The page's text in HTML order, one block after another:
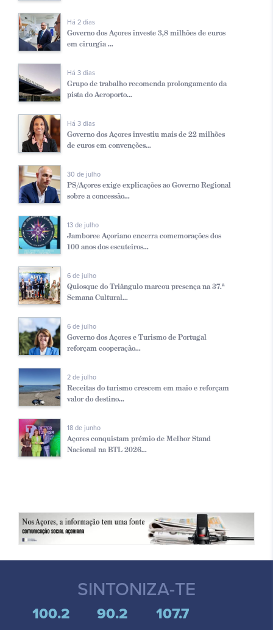
Há 2 dias
Governo dos Açores investe 3,8 milhões de euros
em cirurgia ...
Há 3 dias
Grupo de trabalho recomenda prolongamento da
pista do Aeroporto...
Há 3 dias
Governo dos Açores investiu mais de 22 milhões
de euros em convenções...
30 de julho
PS/Açores exige explicações ao Governo Regional
sobre a concessão...
13 de julho
Jamboree Açoriano encerra comemorações dos
100 anos dos escuteiros...
6 de julho
Quiosque do Triângulo marcou presença na 37.ª
Semana Cultural...
6 de julho
Governo dos Açores e Turismo de Portugal
reforçam cooperação...
2 de julho
Receitas do turismo crescem em maio e reforçam
valor do destino...
18 de junho
Açores conquistam prémio de Melhor Stand
Nacional na BTL 2026...
SINTONIZA-TE
100.2 90.2 107.7